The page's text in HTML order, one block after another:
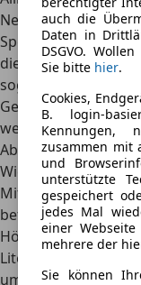
Neben dem
Sport auch einen
die Anhängelast bei
sogar ganze 2.800
Geländewagens
werden.
Abmessungen
Wie es sich für
Mitsubishi Pajero
beträgt die Länge
Höhe liegt bei 1,7
Liter verladen,
umgeklappt, wächst
auch die
Daten in
DSGVO. Wollen
Sie bitte hier.
Cookies,
B. login-
Kennungen,
zusammen mit
und
unterstützte
gespeichert
jedes Mal
einer
mehrere der
Sie können